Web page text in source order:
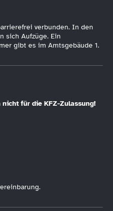
verbunden. In den
sich Aufzüge. Ein
gibt es im Amtsgebäude 1.
für die KFZ-Zulassung!